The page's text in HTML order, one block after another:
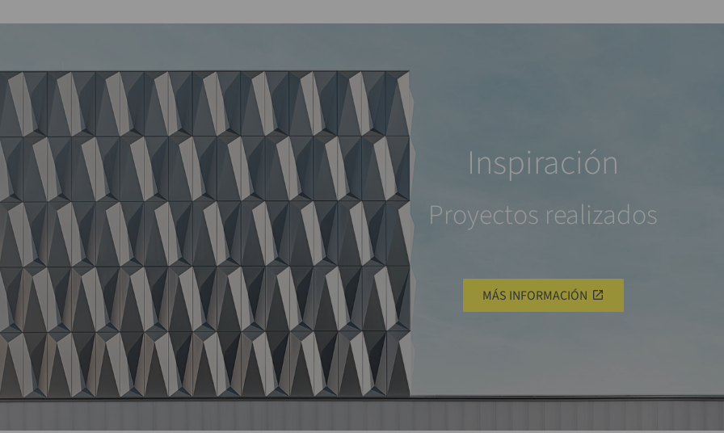
Inspiración
Proyectos realizados
MÁS INFORMACIÓN